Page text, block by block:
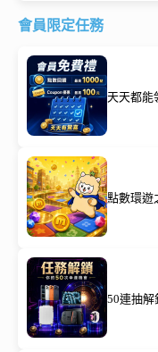
會員限定任務
天天都能
點數環遊
50連抽解